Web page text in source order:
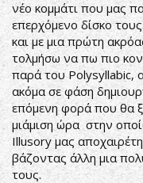
νέο κομμάτι που μας
επερχόμενο δίσκο
και με μια πρώτη
τολμήσω να πω πιο
παρά του Polysyllabic,
ακόμα σε φάση
επόμενη φορά που θα
μιάμιση ώρα στην
Illusory μας
βάζοντας άλλη μια
τους.